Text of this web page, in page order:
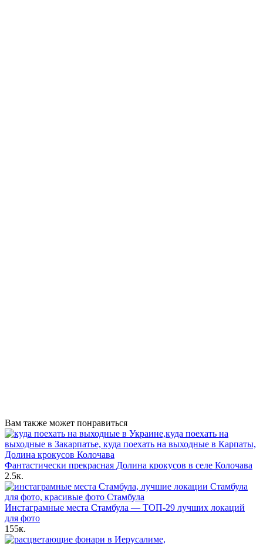
Вам также может понравиться
Фантастически прекрасная Долина крокусов в селе Колочава
2.5к.
Инстаграмные места Стамбула — ТОП-29 лучших локаций
для фото
155к.